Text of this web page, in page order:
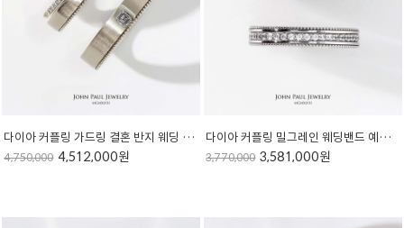
다이아 커플링 가드링 결혼 반지 웨딩 밴드 종로 청담 쇼룸 예물 CR1306
4,750,000 4,512,000원
다이아 커플링 밀그레인 웨딩밴드 예물 결혼반지 CR1303
3,770,000 3,581,000원